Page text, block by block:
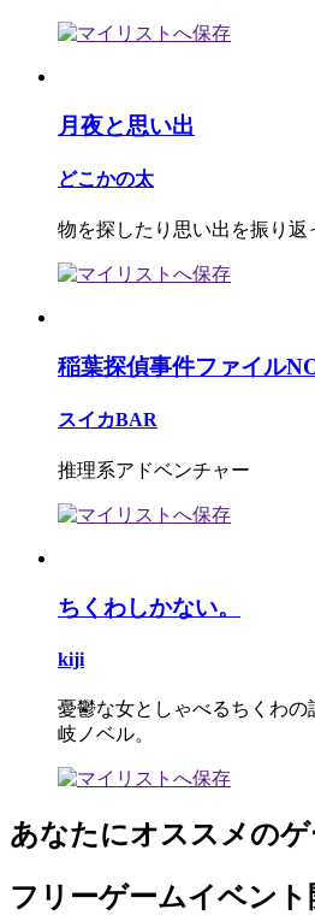
月夜と思い出
どこかの太
物を探したり思い出を振り
稲葉探偵事件ファイル
スイカBAR
推理系アドベンチャー
ちくわしかない。
kiji
憂鬱な女としゃべるちくわ
岐ノベル。
あなたにオススメのゲ
フリーゲームイベント